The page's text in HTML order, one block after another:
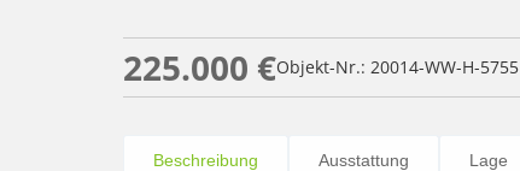
225.000 €Objekt-Nr.: 20014-WW-H-5755
Beschreibung Ausstattung Lage